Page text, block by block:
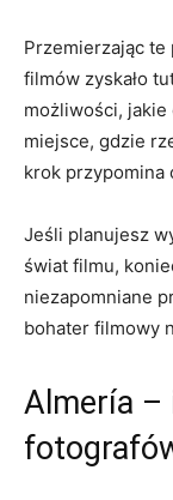
Przemierzając te
filmów zyskało
możliwości,
miejsce, gdzie
krok przypomina
Jeśli planujesz​
świat filmu,
niezapomniane
bohater filmowy
Almería –